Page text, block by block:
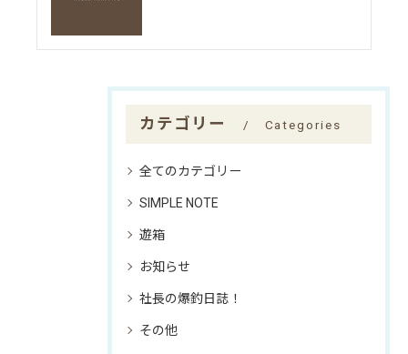
カテゴリー Categories
全てのカテゴリー
SIMPLE NOTE
遊箱
お知らせ
社長の爆釣日誌！
その他